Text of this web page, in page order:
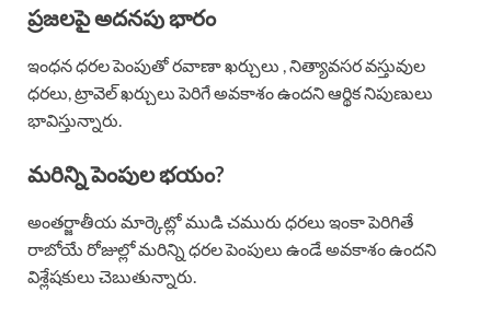
ప్రజలపై అదనపు భారం
ఇంధన ధరల పెంపుతో రవాణా ఖర్చులు , నిత్యావసర వస్తువుల
ధరలు, ట్రావెల్ ఖర్చులు పెరిగే అవకాశం ఉందని ఆర్థిక నిపుణులు
భావిస్తున్నారు.
మరిన్ని పెంపుల భయం?
అంతర్జాతీయ మార్కెట్లో ముడి చమురు ధరలు ఇంకా పెరిగితే
రాబోయే రోజుల్లో మరిన్ని ధరల పెంపులు ఉండే అవకాశం ఉందని
విశ్లేషకులు చెబుతున్నారు.